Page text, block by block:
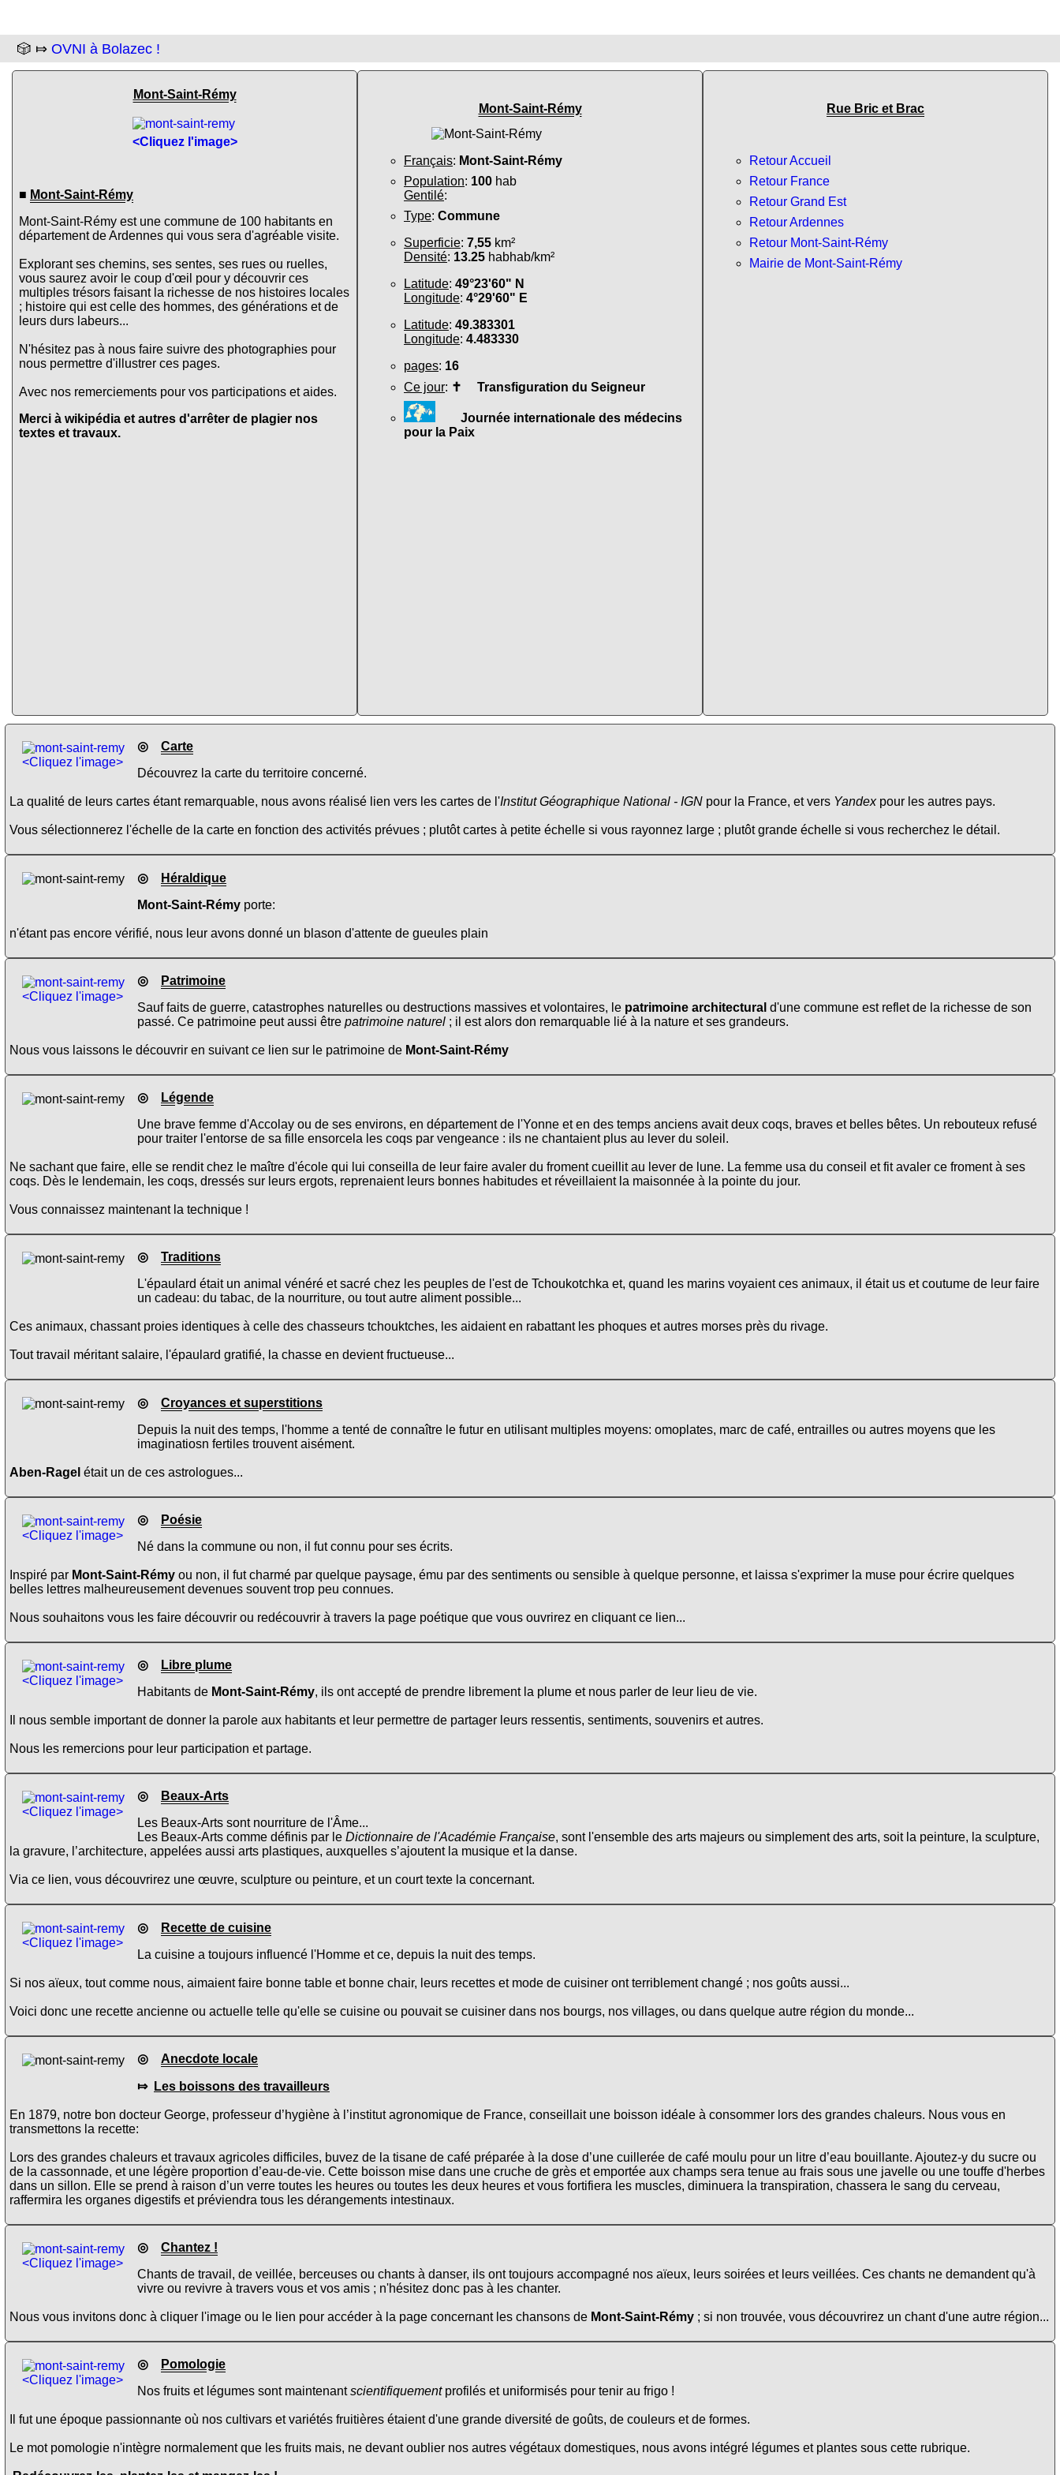
🎲 ⤇ OVNI à Bolazec !
Mont-Saint-Rémy
<Cliquez l'image>
■ Mont-Saint-Rémy
Mont-Saint-Rémy est une commune de 100 habitants en
département de Ardennes qui vous sera d'agréable visite.
Explorant ses chemins, ses sentes, ses rues ou ruelles,
vous saurez avoir le coup d'œil pour y découvrir ces
multiples trésors faisant la richesse de nos histoires locales
; histoire qui est celle des hommes, des générations et de
leurs durs labeurs...
N'hésitez pas à nous faire suivre des photographies pour
nous permettre d'illustrer ces pages.
Avec nos remerciements pour vos participations et aides.
Merci à wikipédia et autres d'arrêter de plagier nos
textes et travaux.
Mont-Saint-Rémy
Français: Mont-Saint-Rémy
Population: 100 hab
Gentilé:
Type: Commune
Superficie: 7,55 km²
Densité: 13.25 habhab/km²
Latitude: 49°23'60" N
Longitude: 4°29'60" E
Latitude: 49.383301
Longitude: 4.483330
pages: 16
Ce jour: ✝ Transfiguration du Seigneur
Journée internationale des médecins
pour la Paix
Rue Bric et Brac
Retour Accueil
Retour France
Retour Grand Est
Retour Ardennes
Retour Mont-Saint-Rémy
Mairie de Mont-Saint-Rémy
<Cliquez l'image>
◎ Carte
Découvrez la carte du territoire concerné.
La qualité de leurs cartes étant remarquable, nous avons réalisé lien vers les cartes de l'Institut Géographique National - IGN pour la France, et vers Yandexpour les autres pays.
Vous sélectionnerez l'échelle de la carte en fonction des activités prévues ; plutôt cartes à petite échelle si vous rayonnez large ; plutôt grande échelle si vous recherchez le détail.
◎
Héraldique
Mont-Saint-Rémy porte:
n'étant pas encore vérifié, nous leur avons donné un blason d'attente de gueules plain
<Cliquez l'image>
◎
Patrimoine
Sauf faits de guerre, catastrophes naturelles ou destructions massives et volontaires, le patrimoine architectural d'une commune est reflet de la richesse de son
passé. Ce patrimoine peut aussi être patrimoine naturel ; il est alors don remarquable lié à la nature et ses grandeurs.
Nous vous laissons le découvrir en suivant ce lien sur le patrimoine de Mont-Saint-Rémy
◎
Légende
Une brave femme d'Accolay ou de ses environs, en département de l'Yonne et en des temps anciens avait deux coqs, braves et belles bêtes. Un rebouteux refusé
pour traiter l'entorse de sa fille ensorcela les coqs par vengeance : ils ne chantaient plus au lever du soleil.
Ne sachant que faire, elle se rendit chez le maître d'école qui lui conseilla de leur faire avaler du froment cueillit au lever de lune. La femme usa du conseil et fit avaler ce froment à ses
coqs. Dès le lendemain, les coqs, dressés sur leurs ergots, reprenaient leurs bonnes habitudes et réveillaient la maisonnée à la pointe du jour.
Vous connaissez maintenant la technique !
◎ Traditions
L'épaulard était un animal vénéré et sacré chez les peuples de l'est de Tchoukotchka et, quand les marins voyaient ces animaux, il était us et coutume de leur faire
un cadeau: du tabac, de la nourriture, ou tout autre aliment possible...
Ces animaux, chassant proies identiques à celle des chasseurs tchouktches, les aidaient en rabattant les phoques et autres morses près du rivage.
Tout travail méritant salaire, l'épaulard gratifié, la chasse en devient fructueuse...
◎ Croyances et superstitions
Depuis la nuit des temps, l'homme a tenté de connaître le futur en utilisant multiples moyens: omoplates, marc de café, entrailles ou autres moyens que les
imaginatiosn fertiles trouvent aisément.
Aben-Ragel était un de ces astrologues...
<Cliquez l'image>
◎
Poésie
Né dans la commune ou non, il fut connu pour ses écrits.
Inspiré par Mont-Saint-Rémy ou non, il fut charmé par quelque paysage, ému par des sentiments ou sensible à quelque personne, et laissa s'exprimer la muse pour écrire quelques
belles lettres malheureusement devenues souvent trop peu connues.
Nous souhaitons vous les faire découvrir ou redécouvrir à travers la page poétique que vous ouvrirez en cliquant ce lien...
<Cliquez l'image>
◎
Libre plume
Habitants de Mont-Saint-Rémy, ils ont accepté de prendre librement la plume et nous parler de leur lieu de vie.
Il nous semble important de donner la parole aux habitants et leur permettre de partager leurs ressentis, sentiments, souvenirs et autres.
Nous les remercions pour leur participation et partage.
<Cliquez l'image>
◎
Beaux-Arts
Les Beaux-Arts sont nourriture de l'Âme...
Les Beaux-Arts comme définis par le Dictionnaire de l'Académie Française, sont l'ensemble des arts majeurs ou simplement des arts, soit la peinture, la sculpture,
la gravure, l’architecture, appelées aussi arts plastiques, auxquelles s’ajoutent la musique et la danse.
Via ce lien, vous découvrirez une œuvre, sculpture ou peinture, et un court texte la concernant.
<Cliquez l'image>
◎
Recette de cuisine
La cuisine a toujours influencé l'Homme et ce, depuis la nuit des temps.
Si nos aïeux, tout comme nous, aimaient faire bonne table et bonne chair, leurs recettes et mode de cuisiner ont terriblement changé ; nos goûts aussi...
Voici donc une recette ancienne ou actuelle telle qu'elle se cuisine ou pouvait se cuisiner dans nos bourgs, nos villages, ou dans quelque autre région du monde...
◎ Anecdote locale
⤇ Les boissons des travailleurs
En 1879, notre bon docteur George, professeur d’hygiène à l’institut agronomique de France, conseillait une boisson idéale à consommer lors des grandes chaleurs. Nous vous en
transmettons la recette:
Lors des grandes chaleurs et travaux agricoles difficiles, buvez de la tisane de café préparée à la dose d’une cuillerée de café moulu pour un litre d’eau bouillante. Ajoutez-y du sucre ou
de la cassonnade, et une légère proportion d’eau-de-vie. Cette boisson mise dans une cruche de grès et emportée aux champs sera tenue au frais sous une javelle ou une touffe d'herbes
dans un sillon. Elle se prend à raison d’un verre toutes les heures ou toutes les deux heures et vous fortifiera les muscles, diminuera la transpiration, chassera le sang du cerveau,
raffermira les organes digestifs et préviendra tous les dérangements intestinaux.
<Cliquez l'image>
◎ Chantez !
Chants de travail, de veillée, berceuses ou chants à danser, ils ont toujours accompagné nos aïeux, leurs soirées et leurs veillées. Ces chants ne demandent qu'à
vivre ou revivre à travers vous et vos amis ; n'hésitez donc pas à les chanter.
Nous vous invitons donc à cliquer l'image ou le lien pour accéder à la page concernant les chansons de Mont-Saint-Rémy ; si non trouvée, vous découvrirez un chant d'une autre région...
<Cliquez l'image>
◎
Pomologie
Nos fruits et légumes sont maintenantscientifiquementprofilés et uniformisés pour tenir au frigo !
Il fut une époque passionnante où nos cultivars et variétés fruitières étaient d'une grande diversité de goûts, de couleurs et de formes.
Le mot pomologie n'intègre normalement que les fruits mais, ne devant oublier nos autres végétaux domestiques, nous avons intégré légumes et plantes sous cette rubrique.